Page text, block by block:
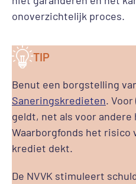
onoverzichtelijk proces.
TIP
Benut een borgstelling
Saneringskredieten.
geldt, net als voor
Waarborgfonds het risico
krediet dekt.
De NVVK stimuleert